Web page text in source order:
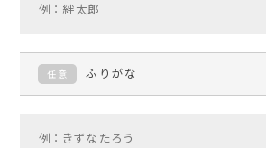
任意 ふりがな